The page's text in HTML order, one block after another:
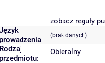
zobacz reguły
Język
prowadzenia:
(brak danych)
Rodzaj
przedmiotu:
Obieralny